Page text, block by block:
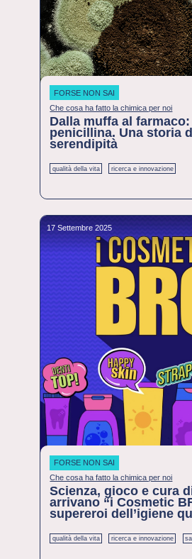
FORSE NON SAI
Che cosa ha fatto la chimica per noi
Dalla muffa al
penicillina. Una storia
serendipità
qualità della vita ricerca e innovazione
17 Settembre 2025
FORSE NON SAI
Che cosa ha fatto la chimica per noi
Scienza, gioco e cura
arrivano “i Cosmetic
supereroi dell’igiene
qualità della vita ricerca e innovazione